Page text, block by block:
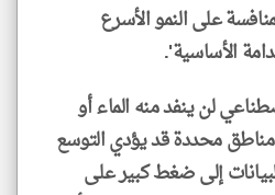
على النمو الأسرع
الأساسية'.
لن ينفد منه الماء أو
مناطق محددة قد يؤدي التوسع
إلى ضغط كبير على